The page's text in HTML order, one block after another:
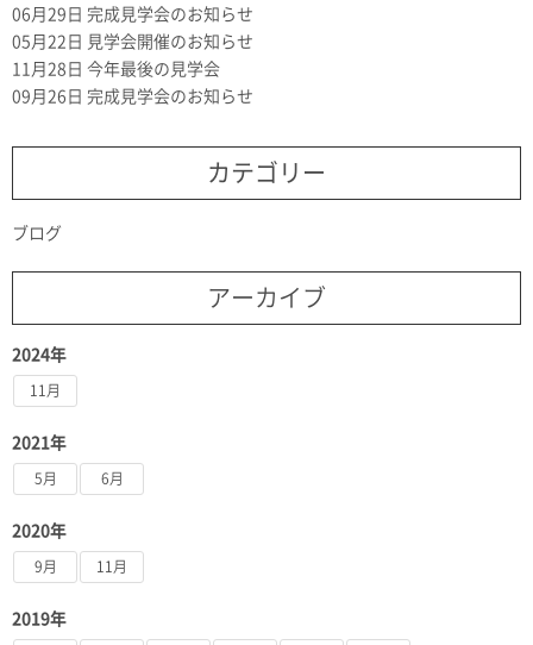
06月29日 完成見学会のお知らせ
05月22日 見学会開催のお知らせ
11月28日 今年最後の見学会
09月26日 完成見学会のお知らせ
カテゴリー
ブログ
アーカイブ
2024年
11月
2021年
5月 6月
2020年
9月 11月
2019年